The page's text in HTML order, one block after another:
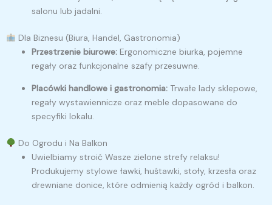
salonu lub jadalni.
Dla Biznesu (Biura, Handel, Gastronomia)
Przestrzenie biurowe: Ergonomiczne biurka, pojemne
regały oraz funkcjonalne szafy przesuwne.
Placówki handlowe i gastronomia: Trwałe lady sklepowe,
regały wystawiennicze oraz meble dopasowane do
specyfiki lokalu.
Do Ogrodu i Na Balkon
Uwielbiamy stroić Wasze zielone strefy relaksu!
Produkujemy stylowe ławki, huśtawki, stoły, krzesła oraz
drewniane donice, które odmienią każdy ogród i balkon.